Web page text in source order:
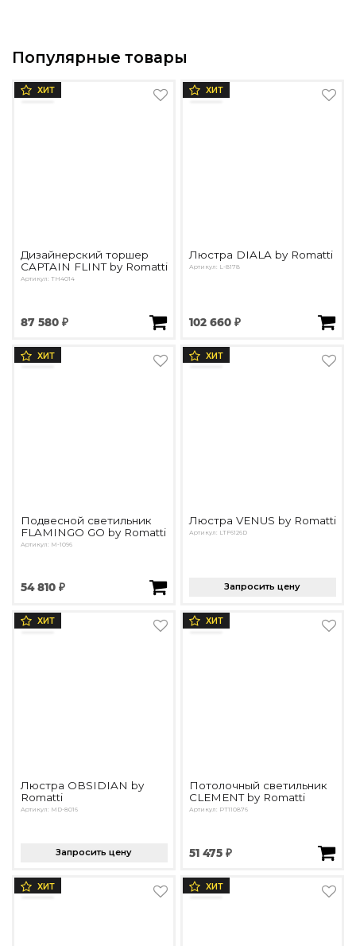
Популярные товары
ХИТ
Дизайнерский торшер
CAPTAIN FLINT by Romatti
Артикул: TH4014
87 580 ₽
ХИТ
Люстра DIALA by Romatti
Артикул: L-8178
102 660 ₽
ХИТ
Подвесной светильник
FLAMINGO GO by Romatti
Артикул: M-1096
54 810 ₽
ХИТ
Люстра VENUS by Romatti
Артикул: LTF6126D
Запросить цену
ХИТ
Люстра OBSIDIAN by
Romatti
Артикул: MD-8016
Запросить цену
ХИТ
Потолочный светильник
CLEMENT by Romatti
Артикул: PT110876
51 475 ₽
ХИТ ХИТ